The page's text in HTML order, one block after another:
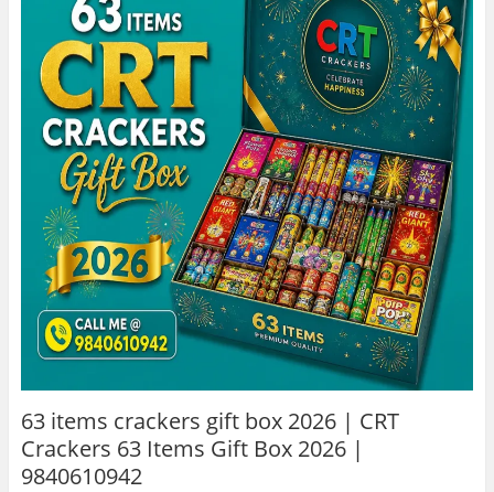
63 items crackers gift box 2026 | CRT
Crackers 63 Items Gift Box 2026 |
9840610942